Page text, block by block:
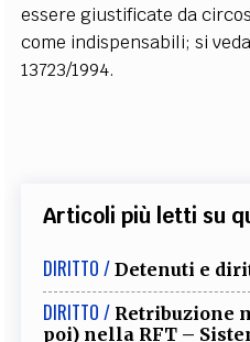
essere giustificate da
come indispensabili; si
13723/1994.
Articoli più letti su
DIRITTO / Detenuti e
DIRITTO / Retribuzione
poi) nella RFT –